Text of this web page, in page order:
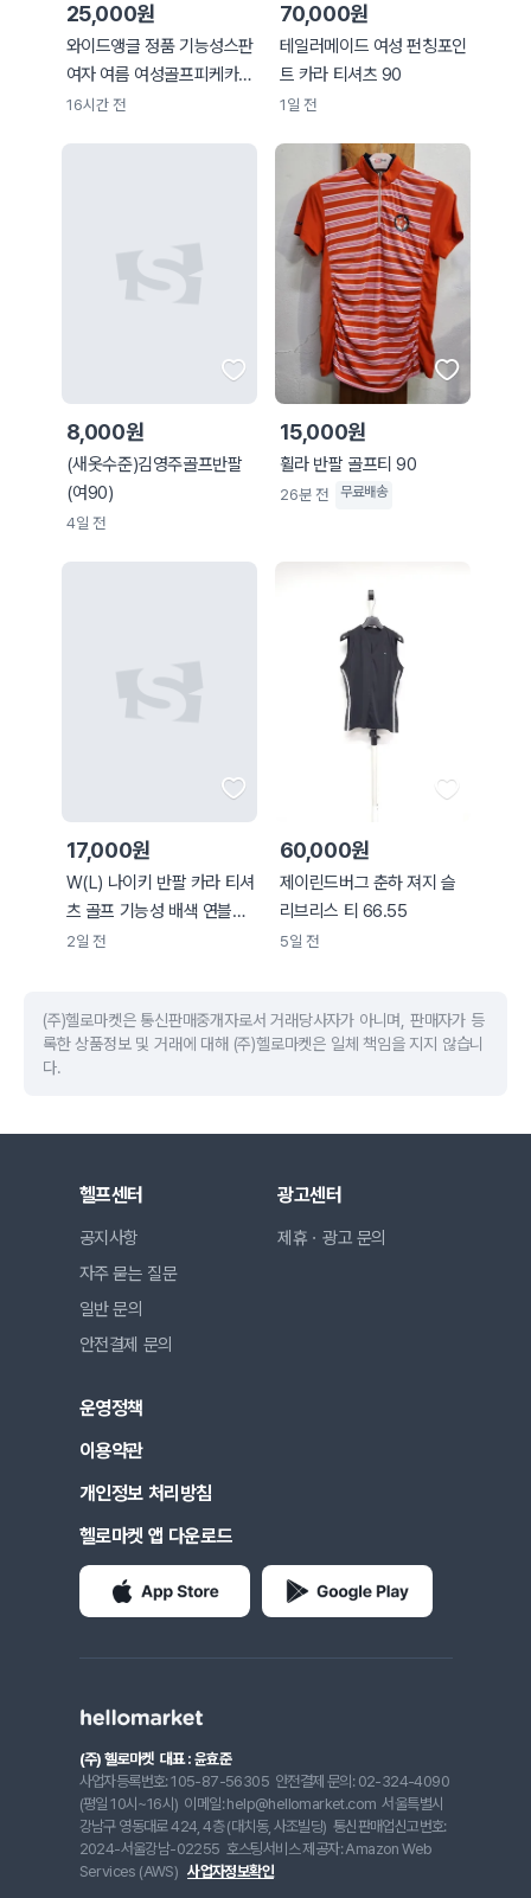
25,000원
와이드앵글 정품 기능성스판
여자 여름 여성골프피케카라
넥반팔티셔츠90
16시간 전
70,000원
테일러메이드 여성 펀칭포인
트 카라 티셔츠 90
1일 전
8,000원
(새옷수준)김영주골프반팔
(여90)
4일 전
15,000원
휠라 반팔 골프티 90
26분 전 무료배송
17,000원
W(L) 나이키 반팔 카라 티셔
츠 골프 기능성 배색 연블루-
H36576
2일 전
60,000원
제이린드버그 춘하 져지 슬
리브리스 티 66.55
5일 전
(주)헬로마켓은 통신판매중개자로서 거래당사자가 아니며, 판매자가 등
록한 상품정보 및 거래에 대해 (주)헬로마켓은 일체 책임을 지지 않습니
다.
헬프센터
공지사항
자주 묻는 질문
일반 문의
안전결제 문의
광고센터
제휴ㆍ광고 문의
운영정책
이용약관
개인정보 처리방침
헬로마켓 앱 다운로드
(주) 헬로마켓 대표 : 윤효준
사업자등록번호: 105-87-56305 안전결제 문의: 02-324-4090
(평일 10시~16시) 이메일: help@hellomarket.com 서울특별시
강남구 영동대로 424, 4층 (대치동, 사조빌딩) 통신판매업신고번호:
2024-서울강남-02255 호스팅서비스 제공자: Amazon Web
Services (AWS) 사업자정보확인